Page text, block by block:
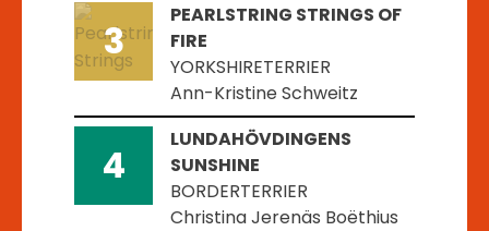
3
PEARLSTRING STRINGS OF
FIRE
YORKSHIRETERRIER
Ann-Kristine Schweitz
4
LUNDAHÖVDINGENS
SUNSHINE
BORDERTERRIER
Christina Jerenäs Boëthius